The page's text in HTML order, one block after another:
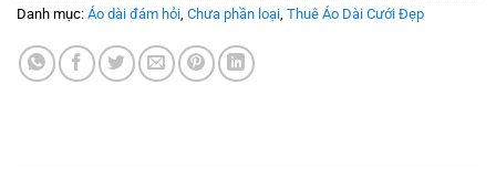
Danh mục: Áo dài đám hỏi, Chưa phần loại, Thuê Áo Dài Cưới Đẹp